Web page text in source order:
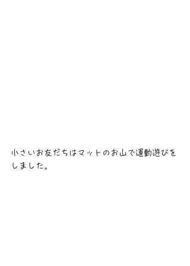
小さいお友だちはマットのお山で運動遊びを
しました。